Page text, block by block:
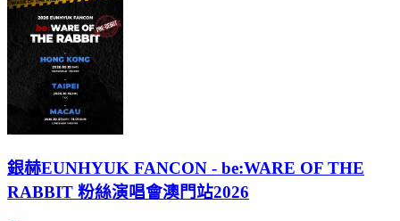
銀赫EUNHYUK FANCON - be:WARE OF THE
RABBIT 粉絲演唱會澳門站2026